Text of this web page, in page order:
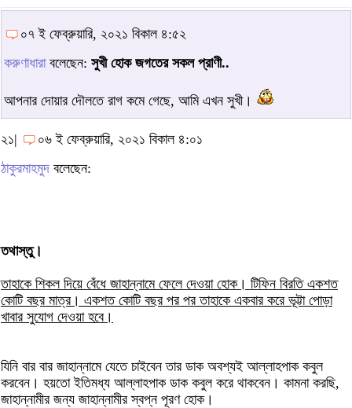
০৭ ই ফেব্রুয়ারি, ২০২১ বিকাল ৪:৫২
করুণাধারাবলেছেন: সুখী হোক জগতের সকল প্রাণী..
আপনার দোয়ার দৌলতে রাগ কমে গেছে, আমি এখন সুখী।
২১|
০৬ ই ফেব্রুয়ারি, ২০২১ বিকাল ৪:০১
ঠাকুরমাহমুদ বলেছেন:
তথাস্তু।
তাহাকে শিকল দিয়ে বেঁধে জাহান্নামে ফেলে দেওয়া হোক। টিফিন বিরতি একশত
কোটি বছর মাত্র। একশত কোটি বছর পর পর তাহাকে একবার করে ভূট্টা পোড়া
খাবার সুযোগ দেওয়া হবে।
যিনি বার বার জাহান্নামে যেতে চাইবেন তার ডাক অবশ্যই আল্লাহপাক কবুল
করবেন। হয়তো ইতিমধ্য আল্লাহপাক ডাক কবুল করে থাকবেন। কামনা করছি,
জাহান্নামীর জন্য জাহান্নামীর স্বপ্ন পূরণ হোক।